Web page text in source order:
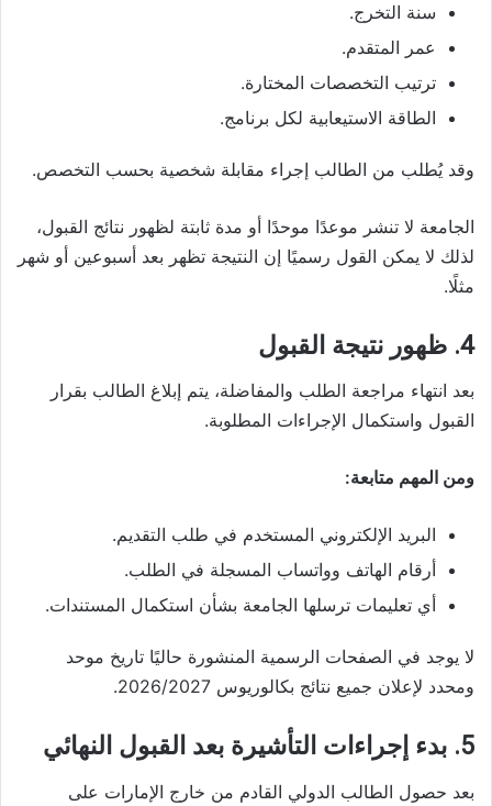
سنة التخرج.
عمر المتقدم.
ترتيب التخصصات المختارة.
الطاقة الاستيعابية لكل برنامج.
وقد يُطلب من الطالب إجراء مقابلة شخصية بحسب التخصص.
الجامعة لا تنشر موعدًا موحدًا أو مدة ثابتة لظهور نتائج القبول،
لذلك لا يمكن القول رسميًا إن النتيجة تظهر بعد أسبوعين أو شهر
مثلًا.
4. ظهور نتيجة القبول
بعد انتهاء مراجعة الطلب والمفاضلة، يتم إبلاغ الطالب بقرار
القبول واستكمال الإجراءات المطلوبة.
ومن المهم متابعة:
البريد الإلكتروني المستخدم في طلب التقديم.
أرقام الهاتف وواتساب المسجلة في الطلب.
أي تعليمات ترسلها الجامعة بشأن استكمال المستندات.
لا يوجد في الصفحات الرسمية المنشورة حاليًا تاريخ موحد
ومحدد لإعلان جميع نتائج بكالوريوس 2026/2027.
5. بدء إجراءات التأشيرة بعد القبول النهائي
بعد حصول الطالب الدولي القادم من خارج الإمارات على